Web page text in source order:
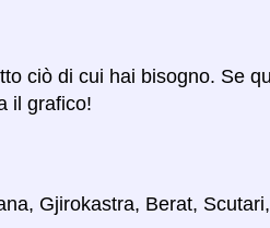
ciò di cui hai bisogno. Se
il grafico!
Gjirokastra, Berat, Scutari,